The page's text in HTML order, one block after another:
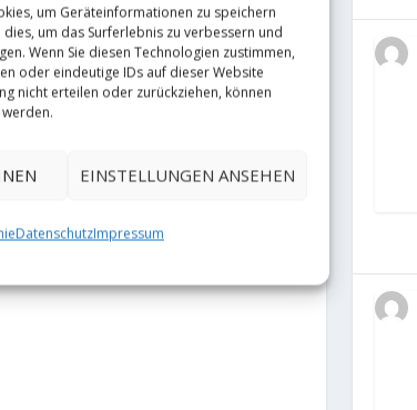
um Geräteinformationen zu speichern
um das Surferlebnis zu verbessern und
Wenn Sie diesen Technologien zustimmen,
oder eindeutige IDs auf dieser Website
nicht erteilen oder zurückziehen, können
EINSTELLUNGEN ANSEHEN
DatenschutzImpressum